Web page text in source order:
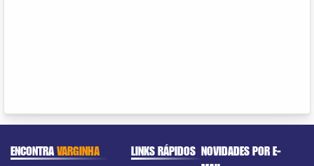
ENCONTRAVARGINHA LINKS RÁPIDOS NOVIDADES POR E-